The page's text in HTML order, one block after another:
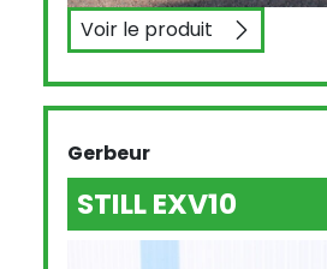
Voir le produitCESAB S212L
Gerbeur
STILL EXV10